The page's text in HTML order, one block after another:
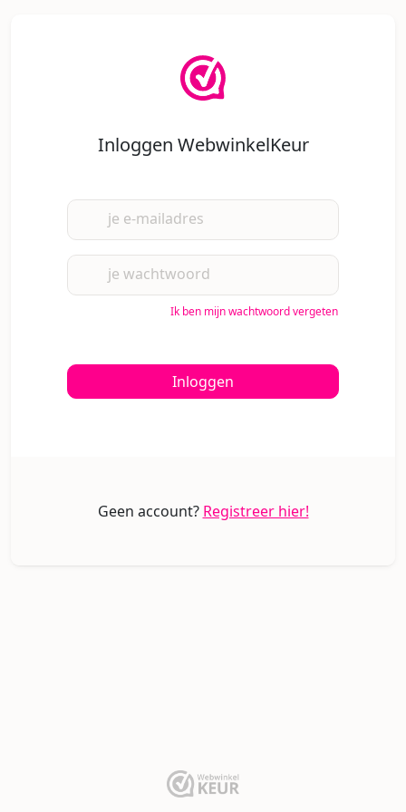
Inloggen WebwinkelKeur
je e-mailadres
je wachtwoord
Ik ben mijn wachtwoord vergeten
Inloggen
Geen account? Registreer hier!